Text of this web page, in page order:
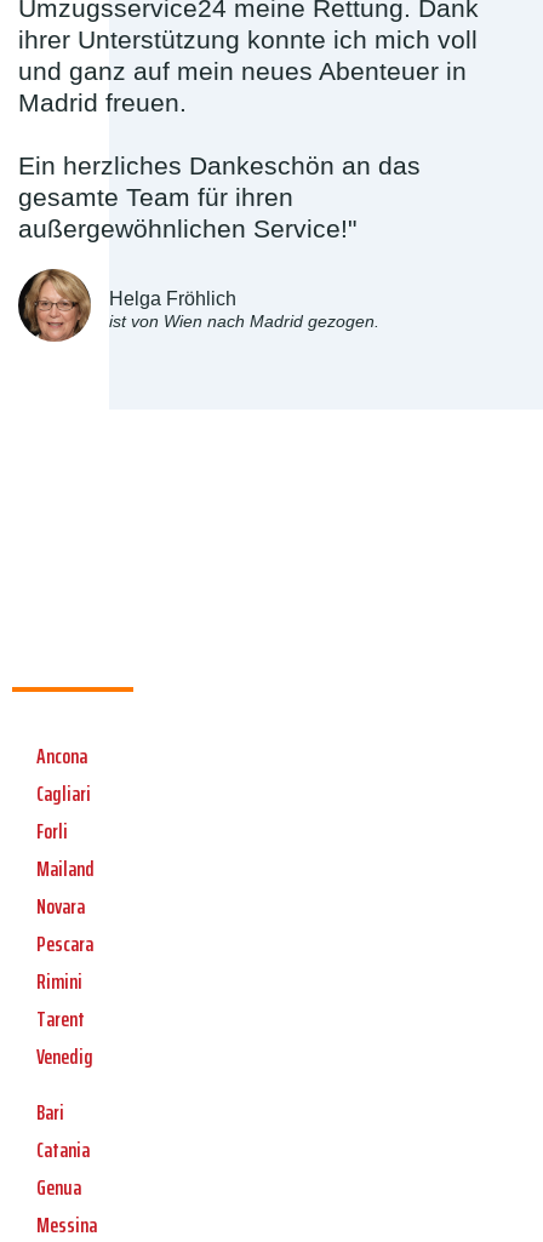
Umzugsservice24 meine Rettung. Dank
ihrer Unterstützung konnte ich mich voll
und ganz auf mein neues Abenteuer in
Madrid freuen.
Ein herzliches Dankeschön an das
gesamte Team für ihren
außergewöhnlichen Service!"
Helga Fröhlich
ist von Wien nach Madrid gezogen.
Ancona
Cagliari
Forli
Mailand
Novara
Pescara
Rimini
Tarent
Venedig
Bari
Catania
Genua
Messina